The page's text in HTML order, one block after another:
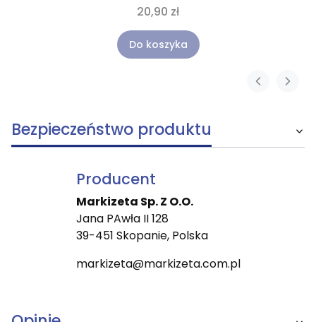
20,90 zł
Do koszyka
Bezpieczeństwo produktu
Producent
Markizeta Sp. Z O.O.
Jana PAwła II 128
39-451 Skopanie, Polska
markizeta@markizeta.com.pl